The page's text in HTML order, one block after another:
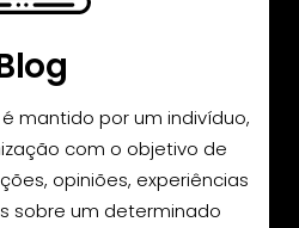
mantido por um indivíduo,
com o objetivo de
opiniões, experiências
sobre um determinado